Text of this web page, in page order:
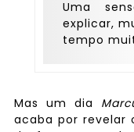
Uma
explicar,
tempo
Mas um dia
acaba por revelar